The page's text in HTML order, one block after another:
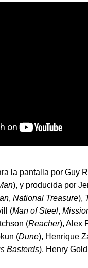
la pantalla por Guy
), y producida por
, National Treasure),
(Man of Steel,
(Reacher), Alex
(Dune), Henrique
Basterds), Henry